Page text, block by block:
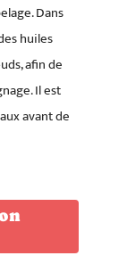
Dans
huiles
afin de
Il est
avant de